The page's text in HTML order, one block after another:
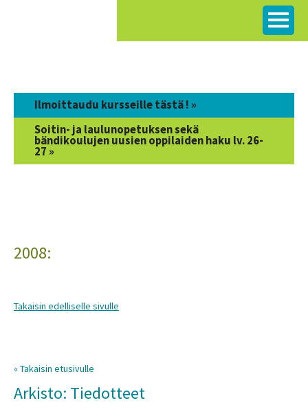
Ilmoittaudu kursseille tästä ! »
Soitin- ja laulunopetuksen sekä
bändikoulujen uusien oppilaiden haku lv. 26-
27 »
2008:
Takaisin edelliselle sivulle
« Takaisin etusivulle
Arkisto: Tiedotteet